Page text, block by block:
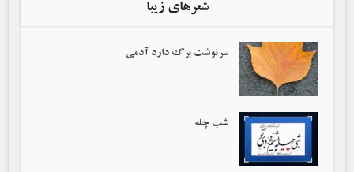
شعرهای زیبا
سرنوشت برگ دارد آدمی‌
شب چله